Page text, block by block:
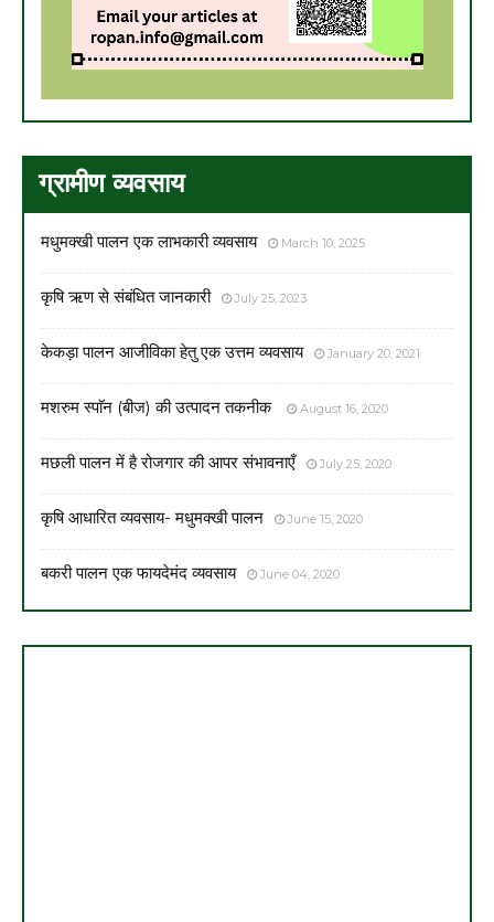
ग्रामीण व्यवसाय
मधुमक्खी पालन एक लाभकारी व्यवसाय March 10, 2025
कृषि ऋण से संबंधित जानकारी July 25, 2023
केकड़ा पालन आजीविका हेतु एक उत्तम व्यवसाय January 20, 2021
मशरुम स्पाॅन (बीज) की उत्पादन तकनीक August 16, 2020
मछली पालन में है रोजगार की आपर संभावनाएँ July 25, 2020
कृषि आधारित व्यवसाय- मधुमक्खी पालन June 15, 2020
बकरी पालन एक फायदेमंद व्यवसाय June 04, 2020